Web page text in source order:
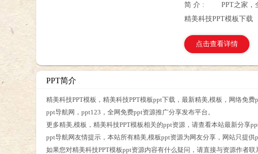
简 介 :
PPT之家，
精美科技PPT模板下载
点击查看详情
PPT简介
精美科技PPT模板，精美科技PPT模板ppt下载，最新精美,模板，网络免
ppt导航网，ppt123，全网免费ppt资源推广分享发布平台。
更多精美,模板，精美科技PPT模板相关的ppt资源，请查看本站最新分享ppt
ppt导航网友情提示，本站所有精美,模板ppt资源为网友分享，网站只提供
如果您对精美科技PPT模板ppt资源内容有什么疑问，请直接与资源作者联